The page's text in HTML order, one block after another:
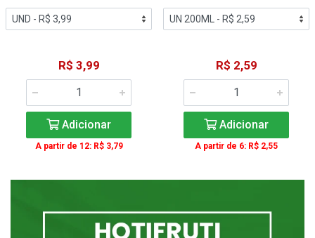
R$ 3,99
Adicionar
A partir de 12: R$ 3,79
R$ 2,59
Adicionar
A partir de 6: R$ 2,55